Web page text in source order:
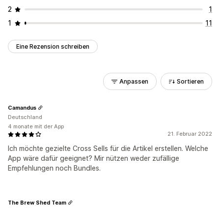
2
1
1
11
Eine Rezension schreiben
Anpassen Sortieren
21. Februar 2022
Ich möchte gezielte Cross Sells für die Artikel erstellen. Welche
App wäre dafür geeignet? Mir nützen weder zufällige
Empfehlungen noch Bundles.
Camandus
Deutschland
4 monate mit der App
The Brew Shed Team